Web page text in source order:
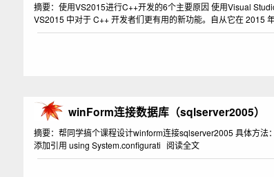
摘要：使用VS2015进行C++开发的6个主要原因 使用Visual
VS2015 中对于 C++ 开发者们更有用的新功能。自从它在 2015
winForm连接数据库（sqlserver2005）
摘要：帮同学搞个课程设计winform连接sqlserver2005 具体方
添加引用 using System.configurati 阅读全文